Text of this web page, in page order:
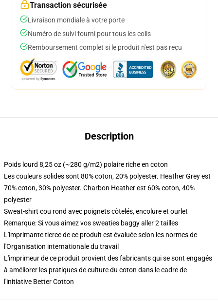
Transaction sécurisée
Livraison mondiale à votre porte
Numéro de suivi fourni pour tous les colis
Remboursement complet si le produit n'est pas reçu
Description
Poids lourd 8,25 oz (~280 g/m2) polaire riche en coton
Les couleurs solides sont 80% coton, 20% polyester. Heather Grey est
70% coton, 30% polyester. Charbon Heather est 60% coton, 40%
polyester
Sweat-shirt cou rond avec poignets côtelés, encolure et ourlet
Remarque: Si vous aimez vos sweaties baggy aller 2 tailles
L'imprimante tierce de ce produit est évaluée selon les normes de
l'Organisation internationale du travail
L'imprimeur de ce produit provient des fabricants qui se sont engagés
à améliorer les pratiques de culture du coton dans le cadre de
l'initiative Better Cotton